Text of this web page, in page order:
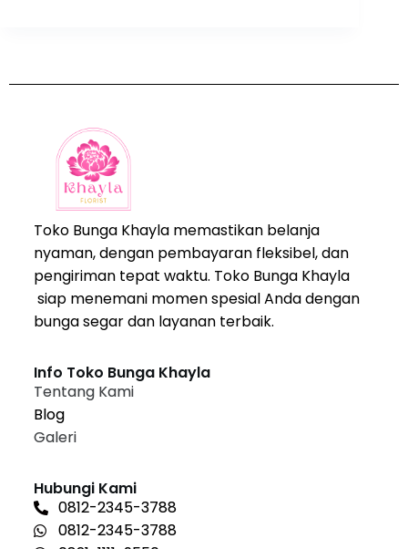
Toko Bunga Khayla memastikan belanja
nyaman, dengan pembayaran fleksibel, dan
pengiriman tepat waktu. Toko Bunga Khayla
siap menemani momen spesial Anda dengan
bunga segar dan layanan terbaik.
Info Toko Bunga Khayla
Tentang Kami
Blog
Galeri
Hubungi Kami
0812-2345-3788
0812-2345-3788